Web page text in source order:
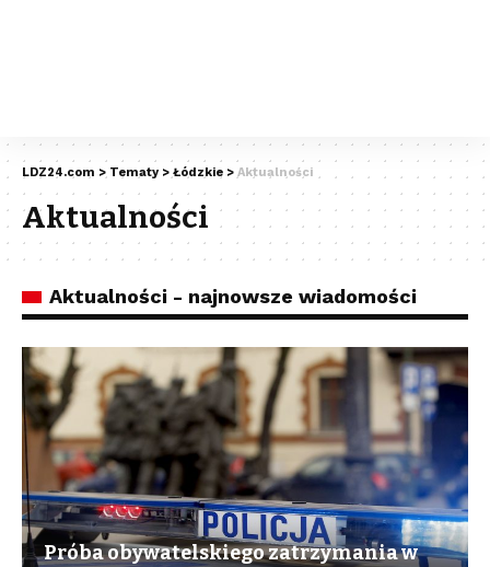
LDZ24.com > Tematy > Łódzkie > Aktualności
Aktualności
Aktualności - najnowsze wiadomości
Próba obywatelskiego zatrzymania w